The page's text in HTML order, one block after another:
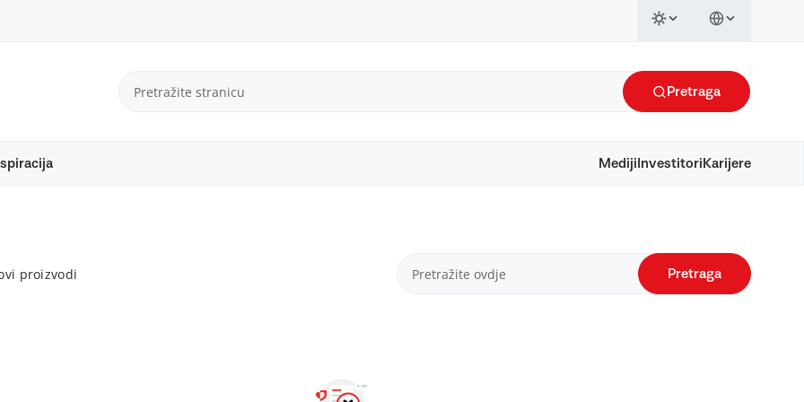
Pretraga
Mediji Investitori Karijere
proizvodi Pretraga